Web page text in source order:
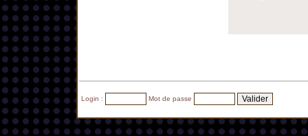
Login : Mot de passe